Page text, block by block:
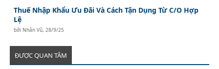
Thuế Nhập Khẩu Ưu Đãi Và Cách Tận Dụng Từ C/O Hợp
Lệ
bởi Nhân Vũ, 28/9/25
ĐƯỢC QUAN TÂM